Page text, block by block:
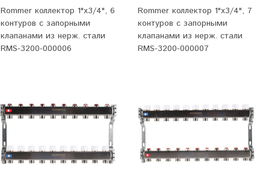
Rommer коллектор 1"x3/4", 6
контуров с запорными
клапанами из нерж. стали
RMS-3200-000006
Rommer коллектор 1"x3/4", 7
контуров с запорными
клапанами из нерж. стали
RMS-3200-000007